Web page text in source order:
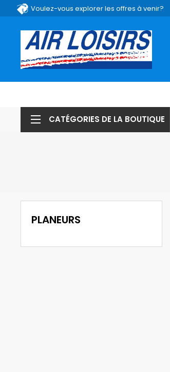
Voulez-vous explorer les offres à venir?
CATÉGORIES DE LA BOUTIQUE
PLANEURS